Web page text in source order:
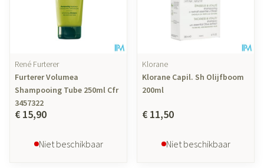
René Furterer
Furterer Volumea
Shampooing Tube 250ml Cfr
3457322
€ 15,90
Niet beschikbaar
Klorane
Klorane Capil. Sh Olijfboom
200ml
€ 11,50
Niet beschikbaar